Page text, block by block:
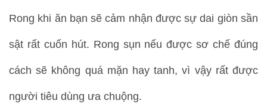
Rong khi ăn bạn sẽ cảm nhận được sự dai giòn sần
sật rất cuốn hút. Rong sụn nếu được sơ chế đúng
cách sẽ không quá mặn hay tanh, vì vậy rất được
người tiêu dùng ưa chuộng.